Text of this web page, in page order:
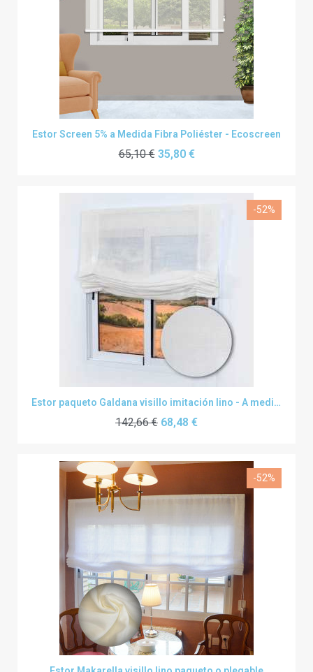
Estor Screen 5% a Medida Fibra Poliéster - Ecoscreen
65,10 € 35,80 €
-52%
Estor paqueto Galdana visillo imitación lino - A medida
142,66 € 68,48 €
-52%